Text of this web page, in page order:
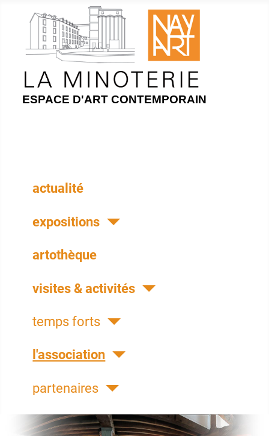
ESPACE D'ART CONTEMPORAIN
actualité
expositions
artothèque
visites & activités
temps forts
l'association
partenaires